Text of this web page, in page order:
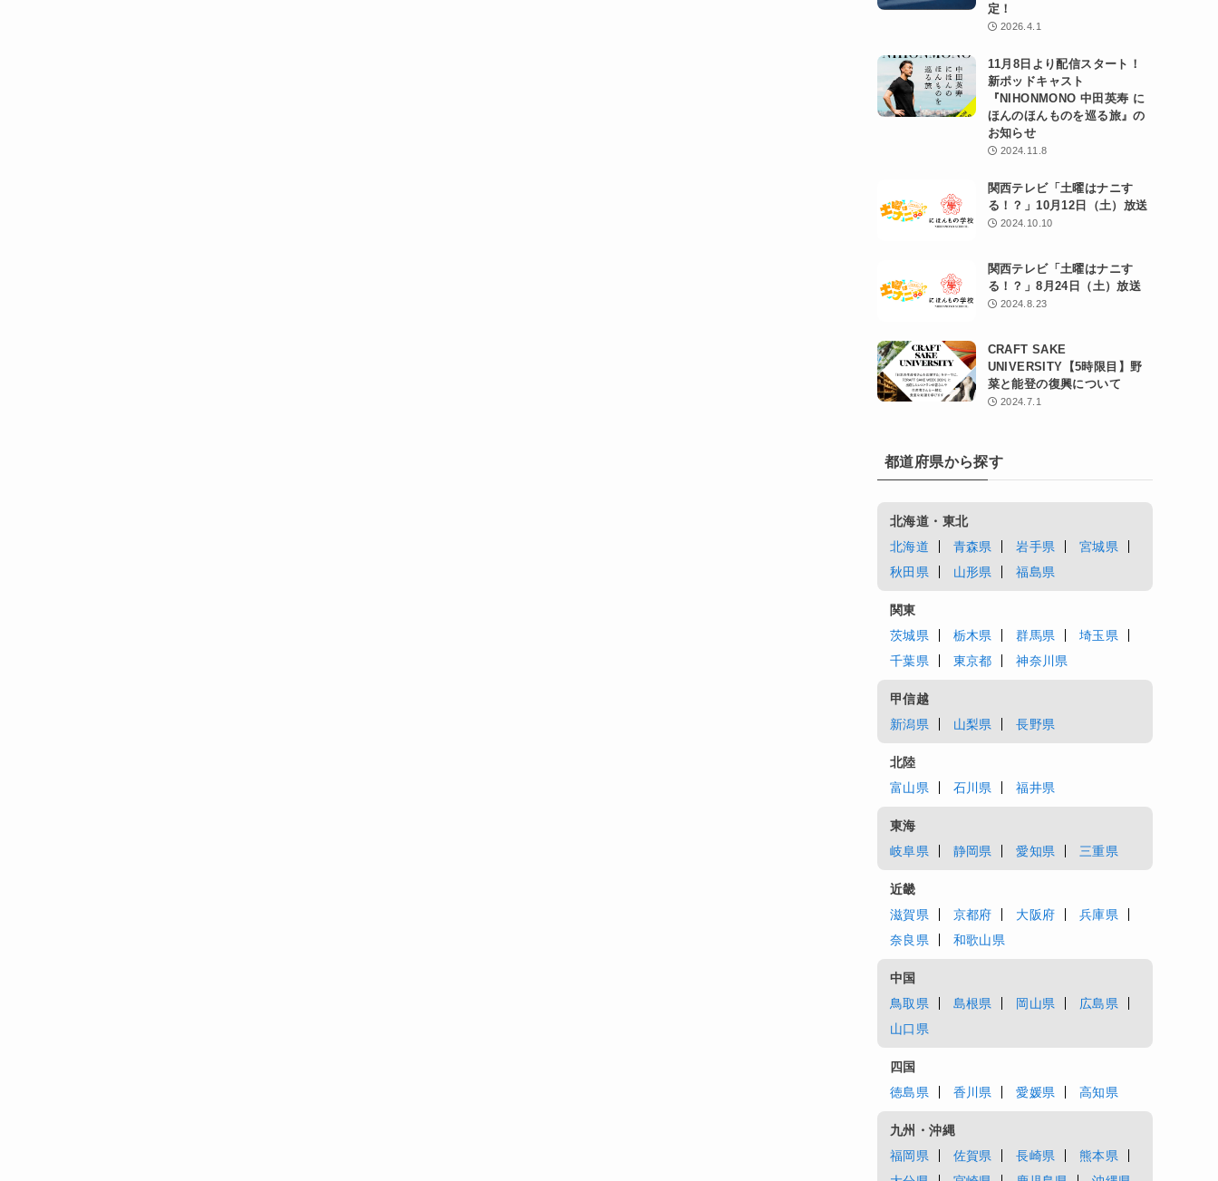
定！
2026.4.1
11月8日より配信スタート！
新ポッドキャスト
『NIHONMONO 中田英寿 に
ほんのほんものを巡る旅』の
お知らせ
2024.11.8
関西テレビ「土曜はナニす
る！？」10月12日（土）放送
2024.10.10
関西テレビ「土曜はナニす
る！？」8月24日（土）放送
2024.8.23
CRAFT SAKE
UNIVERSITY【5時限目】野
菜と能登の復興について
2024.7.1
都道府県から探す
北海道・東北
北海道
青森県 岩手県
宮城県
秋田県
山形県 福島県
関東
茨城県
栃木県 群馬県
埼玉県
千葉県
東京都 神奈川県
甲信越
新潟県
山梨県 長野県
北陸
富山県
石川県 福井県
東海
岐阜県
静岡県 愛知県 三重県
近畿
滋賀県
京都府 大阪府
兵庫県
奈良県
和歌山県
中国
鳥取県
島根県 岡山県
広島県
山口県
四国
徳島県
香川県 愛媛県 高知県
九州・沖縄
福岡県
佐賀県 長崎県
熊本県